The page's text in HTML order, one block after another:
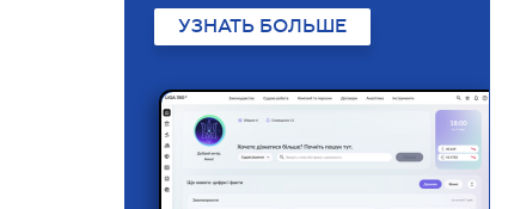
УЗНАТЬ БОЛЬШЕ